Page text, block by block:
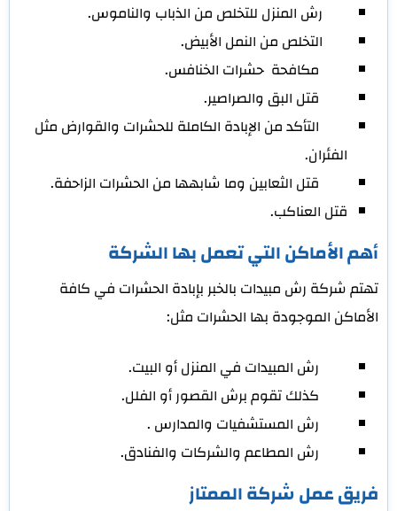
رش المنزل للتخلص من الذباب والناموس.
التخلص من النمل الأبيض.
مكافحة حشرات الخنافس.
قتل البق والصراصير.
التأكد من الإبادة الكاملة للحشرات والقوارض مثل
الفئران.
قتل الثعابين وما شابهها من الحشرات الزاحفة.
قتل العناكب.
أهم الأماكن التي تعمل بها الشركة
تهتم شركة رش مبيدات بالخبر بإبادة الحشرات في كافة
الأماكن الموجودة بها الحشرات مثل:
رش المبيدات في المنزل أو البيت.
كذلك تقوم برش القصور أو الفلل.
رش المستشفيات والمدارس .
رش المطاعم والشركات والفنادق.
فريق عمل شركة الممتاز